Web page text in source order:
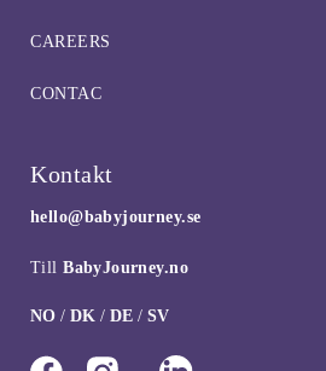
CAREERS
CONTAC
Kontakt
hello@babyjourney.se
TillBabyJourney.no
NO / DK / DE / SV